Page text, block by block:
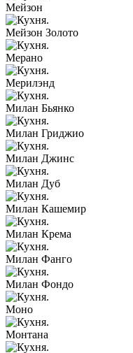
Мейзон
Мейзон Золото
Мерано
Мерилэнд
Милан Бьянко
Милан Гриджио
Милан Джинс
Милан Дуб
Милан Кашемир
Милан Крема
Милан Фанго
Милан Фондо
Моно
Монтана